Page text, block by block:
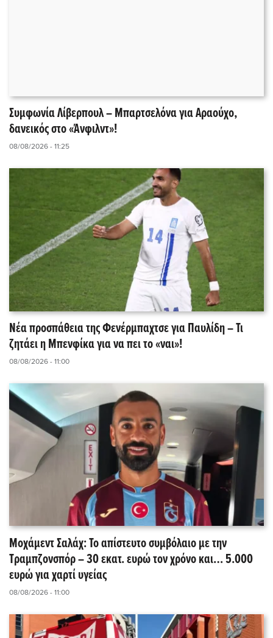
Συμφωνία Λίβερπουλ – Μπαρτσελόνα για Αραούχο,
δανεικός στο «Άνφιλντ»!
08/08/2026 - 11:25
Νέα προσπάθεια της Φενέρμπαχτσε για Παυλίδη – Τι
ζητάει η Μπενφίκα για να πει το «ναι»!
08/08/2026 - 11:00
Μοχάμεντ Σαλάχ: Το απίστευτο συμβόλαιο με την
Τραμπζονσπόρ – 30 εκατ. ευρώ τον χρόνο και… 5.000
ευρώ για χαρτί υγείας
08/08/2026 - 11:00